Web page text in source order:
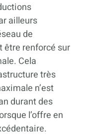
ailleurs
de
être renforcé sur
Cela
très
n’est
durant des
l’offre en